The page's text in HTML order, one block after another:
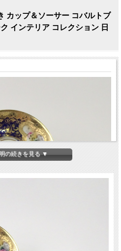
カップ＆ソーサー コバルトブ
インテリア コレクション 日
の続きを見る ▼